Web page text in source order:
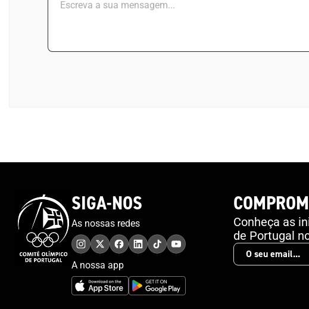
SIGA-NOS
As nossas redes
A nossa app
Conheça as
de Portugal